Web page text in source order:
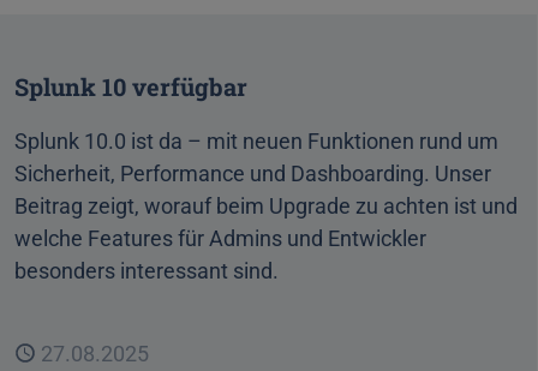
Splunk 10 verfügbar
Splunk 10.0 ist da – mit neuen Funktionen rund um
Sicherheit, Performance und Dashboarding. Unser
Beitrag zeigt, worauf beim Upgrade zu achten ist und
welche Features für Admins und Entwickler
besonders interessant sind.
Veröffentlicht
27.08.2025